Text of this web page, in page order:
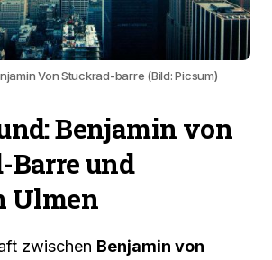
Von Stuckrad-barre (Bild: Picsum)
Benjamin von
Barre und
Ulmen
zwischen Benjamin von